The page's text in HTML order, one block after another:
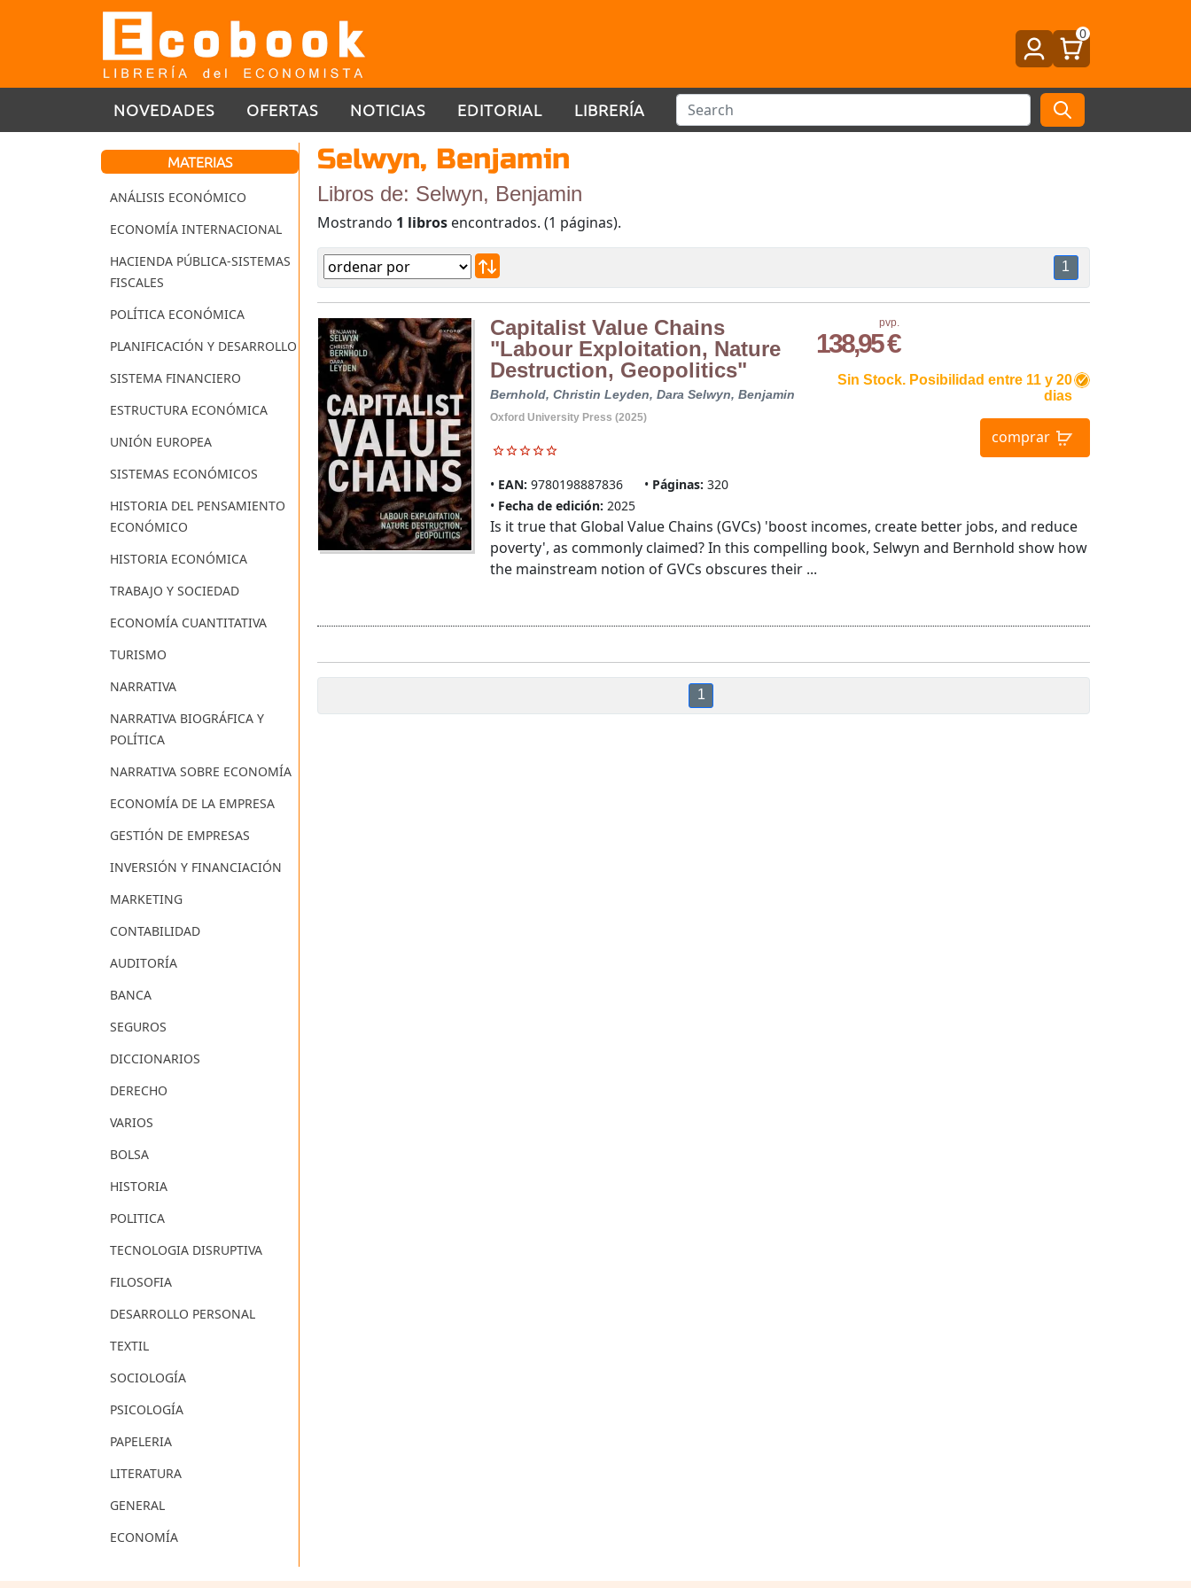
0
NOVEDADES OFERTAS NOTICIAS EDITORIAL LIBRERÍA
MATERIAS
ANÁLISIS ECONÓMICO
ECONOMÍA INTERNACIONAL
HACIENDA PÚBLICA-SISTEMAS
FISCALES
POLÍTICA ECONÓMICA
PLANIFICACIÓN Y DESARROLLO
SISTEMA FINANCIERO
ESTRUCTURA ECONÓMICA
UNIÓN EUROPEA
SISTEMAS ECONÓMICOS
HISTORIA DEL PENSAMIENTO
ECONÓMICO
HISTORIA ECONÓMICA
TRABAJO Y SOCIEDAD
ECONOMÍA CUANTITATIVA
TURISMO
NARRATIVA
NARRATIVA BIOGRÁFICA Y
POLÍTICA
NARRATIVA SOBRE ECONOMÍA
ECONOMÍA DE LA EMPRESA
GESTIÓN DE EMPRESAS
INVERSIÓN Y FINANCIACIÓN
MARKETING
CONTABILIDAD
AUDITORÍA
BANCA
SEGUROS
DICCIONARIOS
DERECHO
VARIOS
BOLSA
HISTORIA
POLITICA
TECNOLOGIA DISRUPTIVA
FILOSOFIA
DESARROLLO PERSONAL
TEXTIL
SOCIOLOGÍA
PSICOLOGÍA
PAPELERIA
LITERATURA
GENERAL
ECONOMÍA
Selwyn, Benjamin
Libros de: Selwyn, Benjamin
Mostrando 1 libros encontrados. (1 páginas).
1
Capitalist Value Chains
"Labour Exploitation, Nature
Destruction, Geopolitics"
Bernhold, Christin Leyden, Dara Selwyn, Benjamin
Oxford University Press (2025)
EAN: 9780198887836 Páginas: 320
Fecha de edición: 2025
pvp.
138,95 €
Sin Stock. Posibilidad entre 11 y 20
dias
comprar
Is it true that Global Value Chains (GVCs) 'boost incomes, create better jobs, and reduce
poverty', as commonly claimed? In this compelling book, Selwyn and Bernhold show how
the mainstream notion of GVCs obscures their ...
1